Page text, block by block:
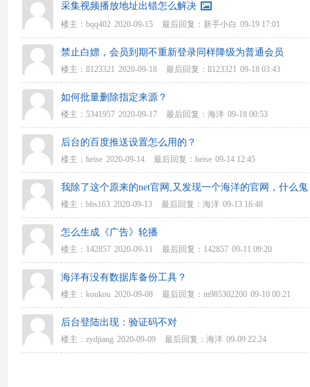
采集视频播放地址出错怎么解决
楼主： bqq402 2020-09-15 最后回复： 新手小白 09-19 17:01
禁止白嫖，会员到期不重新登录同样降级为普通会员
楼主： ll123321 2020-09-18 最后回复： ll123321 09-18 03:43
如何批量删除指定来源？
楼主： 5341957 2020-09-17 最后回复： 海洋 09-18 00:53
后台的百度推送设置怎么用的？
楼主： heise 2020-09-14 最后回复： heise 09-14 12:45
我除了这个原来的net官网,又发现一个海洋的官网，什么鬼
楼主： bbs163 2020-09-13 最后回复： 海洋 09-13 16:48
怎么生成《广告》轮播
楼主： 142857 2020-09-11 最后回复： 142857 09-11 09:20
海洋有没有数据库备份工具？
楼主： koukou 2020-09-08 最后回复： m985302200 09-10 00:21
后台登陆出现：验证码不对
楼主： zydjiang 2020-09-09 最后回复： 海洋 09-09 22:24